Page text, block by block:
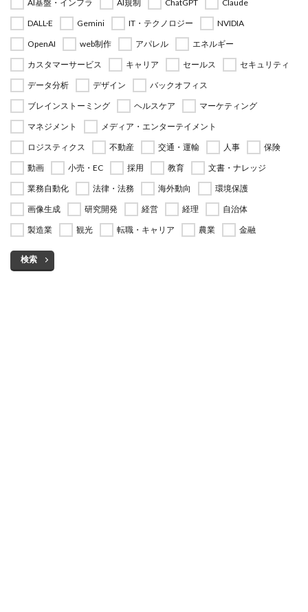
AI基盤・インフラ AI規制 ChatGPT
Claude
DALL·E
Gemini IT・テクノロジー
NVIDIA
OpenAI
web制作 アパレル
エネルギー
カスタマーサービス
キャリア セールス
セキュリティ
データ分析
デザイン
バックオフィス
ブレインストーミング
ヘルスケア
マーケティング
マネジメント
メディア・エンターテイメント
ロジスティクス
不動産 交通・運輸 人事
保険
動画
小売・EC 採用 教育
文書・ナレッジ
業務自動化
法律・法務 海外動向
環境保護
画像生成
研究開発 経営 経理
自治体
製造業
観光 転職・キャリア 農業 金融
検索